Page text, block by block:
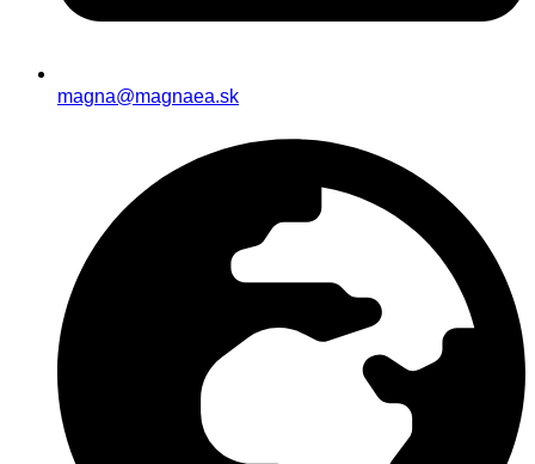
magna@magnaea.sk